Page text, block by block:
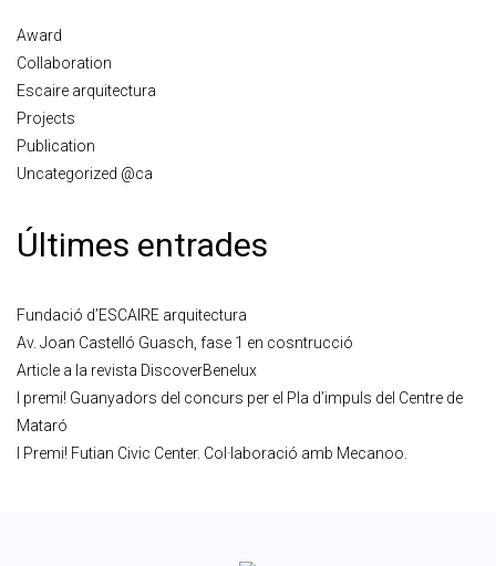
Award
Collaboration
Escaire arquitectura
Projects
Publication
Uncategorized @ca
Últimes entrades
Fundació d’ESCAIRE arquitectura
Av. Joan Castelló Guasch, fase 1 en cosntrucció
Article a la revista DiscoverBenelux
I premi! Guanyadors del concurs per el Pla d’impuls del Centre de
Mataró
I Premi! Futian Civic Center. Col·laboració amb Mecanoo.